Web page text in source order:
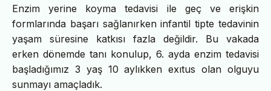
Enzim yerine koyma tedavisi ile geç ve erişkin
formlarında başarı sağlanırken infantil tipte tedavinin
yaşam süresine katkısı fazla değildir. Bu vakada
erken dönemde tanı konulup, 6. ayda enzim tedavisi
başladığımız 3 yaş 10 aylıkken exıtus olan olguyu
sunmayı amaçladık.